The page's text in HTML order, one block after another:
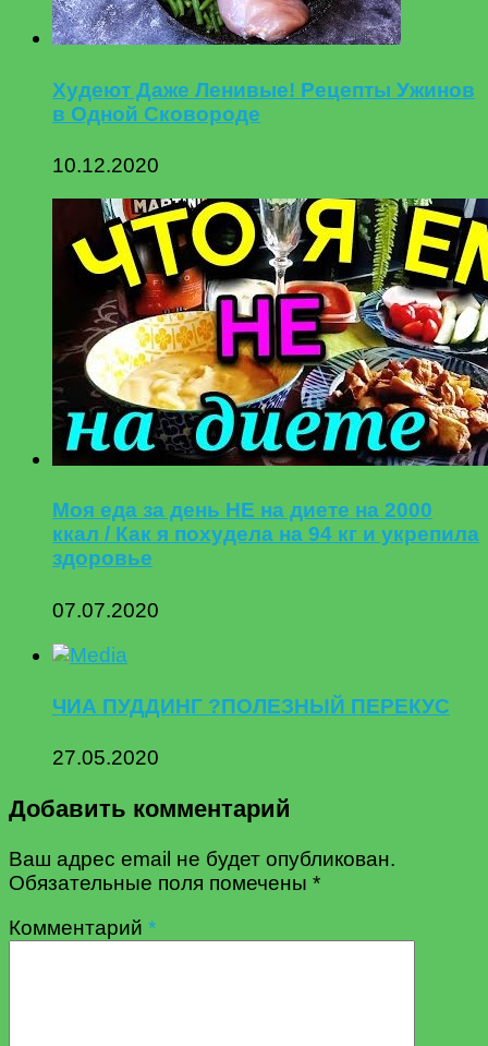
Худеют Даже Ленивые! Рецепты Ужинов
в Одной Сковороде
10.12.2020
Моя еда за день НЕ на диете на 2000
ккал / Как я похудела на 94 кг и укрепила
здоровье
07.07.2020
ЧИА ПУДДИНГ ?ПОЛЕЗНЫЙ ПЕРЕКУС
27.05.2020
Добавить комментарий
Ваш адрес email не будет опубликован.
Обязательные поля помечены *
Комментарий *